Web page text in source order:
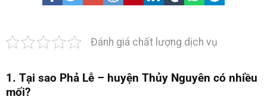
Đánh giá chất lượng dịch vụ
1. Tại sao Phả Lễ – huyện Thủy Nguyên có nhiều
mối?